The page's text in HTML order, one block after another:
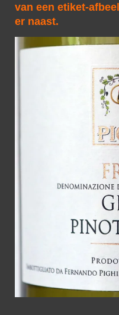
van een etiket-
er naast.